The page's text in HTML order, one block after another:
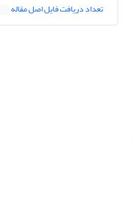
تعداد دریافت فایل اصل مقاله